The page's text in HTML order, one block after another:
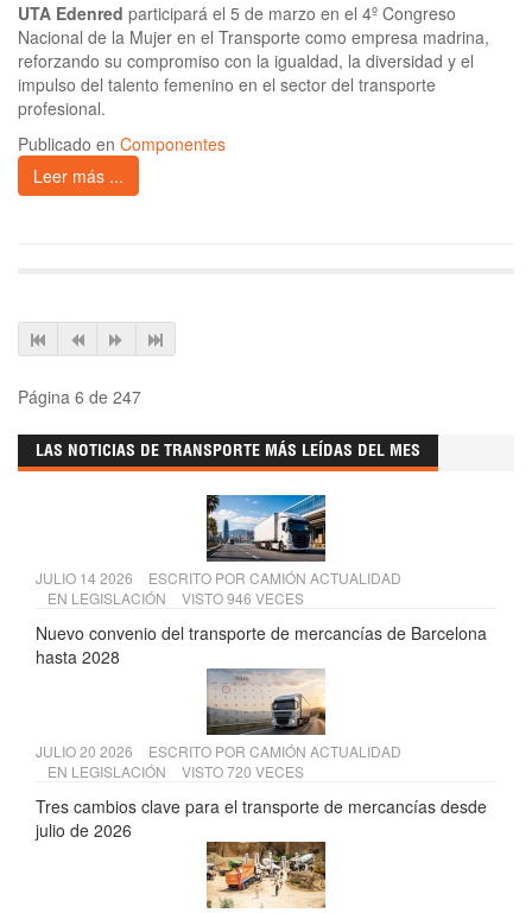
UTA Edenred participará el 5 de marzo en el 4º Congreso
Nacional de la Mujer en el Transporte como empresa madrina,
reforzando su compromiso con la igualdad, la diversidad y el
impulso del talento femenino en el sector del transporte
profesional.
Publicado en Componentes
Leer más ...
Página 6 de 247
LAS NOTICIAS DE TRANSPORTE MÁS LEÍDAS DEL MES
JULIO 14 2026 ESCRITO POR CAMIÓN ACTUALIDAD
EN LEGISLACIÓN VISTO 946 VECES
Nuevo convenio del transporte de mercancías de Barcelona
hasta 2028
JULIO 20 2026 ESCRITO POR CAMIÓN ACTUALIDAD
EN LEGISLACIÓN VISTO 720 VECES
Tres cambios clave para el transporte de mercancías desde
julio de 2026